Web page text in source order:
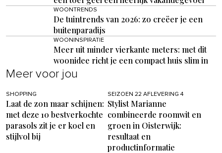
WOONTRENDS
De tuintrends van 2026: zo creëer je een
buitenparadijs
WOONINSPIRATIE
Meer uit minder vierkante meters: met dit
woonidee richt je een compact huis slim in
Meer voor jou
SHOPPING
Laat de zon maar schijnen:
met deze 10 bestverkochte
parasols zit je er koel en
stijlvol bij
SEIZOEN 22 AFLEVERING 4
Stylist Marianne
combineerde roomwit en
groen in Oisterwijk:
resultaat en
productinformatie